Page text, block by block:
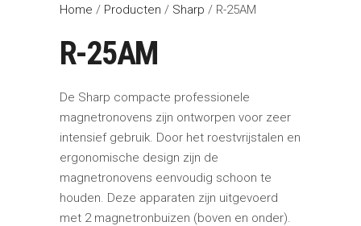
Home / Producten / Sharp / R-25AM
R-25AM
De Sharp compacte professionele
magnetronovens zijn ontworpen voor zeer
intensief gebruik. Door het roestvrijstalen en
ergonomische design zijn de
magnetronovens eenvoudig schoon te
houden. Deze apparaten zijn uitgevoerd
met 2 magnetronbuizen (boven en onder).